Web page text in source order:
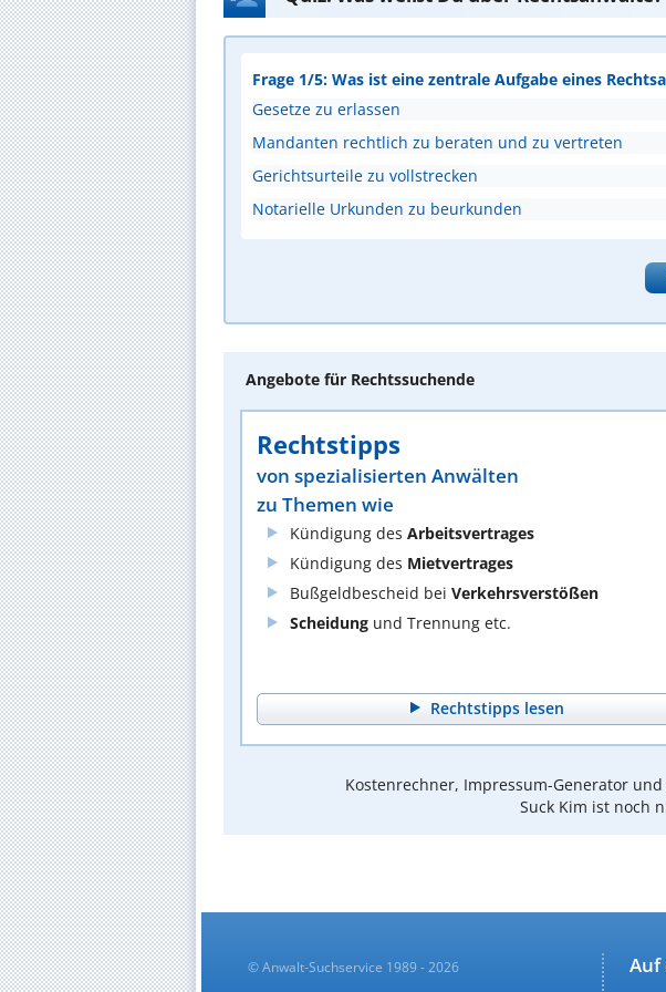
Frage 1/5: Was ist eine zentrale Aufgabe eines
Gesetze zu erlassen
Mandanten rechtlich zu beraten und zu vertreten
Gerichtsurteile zu vollstrecken
Notarielle Urkunden zu beurkunden
Angebote für Rechtssuchende
Rechtstipps
von spezialisierten Anwälten
zu Themen wie
Kündigung des Arbeitsvertrages
Kündigung des Mietvertrages
Bußgeldbescheid bei Verkehrsverstößen
Scheidung und Trennung etc.
Rechtstipps lesen
Kostenrechner, Impressum-Generator
Suck Kim ist noch
Auf
© Anwalt-Suchservice 1989 - 2026